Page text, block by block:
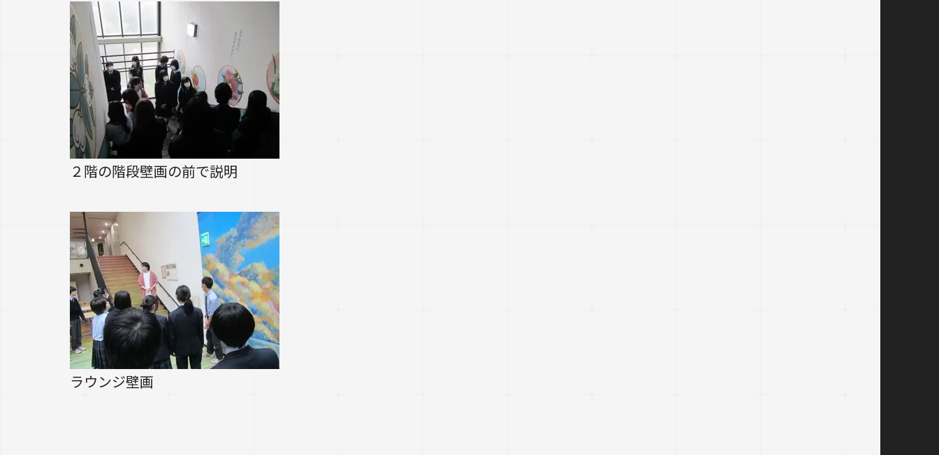
２階の階段壁画の前で説明
ラウンジ壁画